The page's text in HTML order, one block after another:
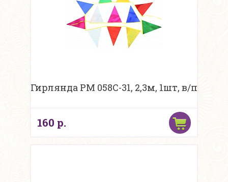
Гирлянда PM 058C-31, 2,3м, 1шт, в/п
160 р.